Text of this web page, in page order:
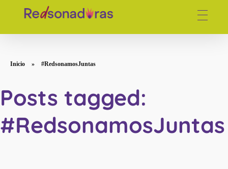
Inicio » #RedsonamosJuntas
Posts tagged:
#RedsonamosJuntas